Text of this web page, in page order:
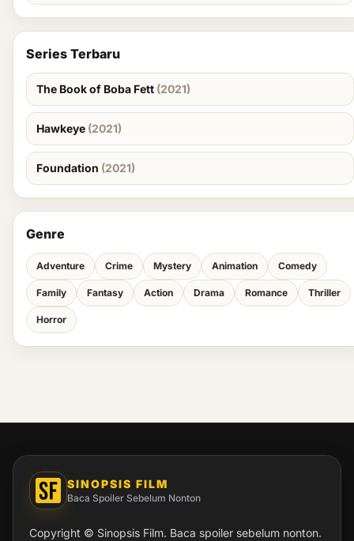
Series Terbaru
The Book of Boba Fett (2021)
Hawkeye (2021)
Foundation (2021)
Genre
Adventure Crime Mystery Animation Comedy
Family Fantasy Action Drama Romance Thriller
Horror
SINOPSIS FILM
Baca Spoiler Sebelum Nonton
Copyright © Sinopsis Film. Baca spoiler sebelum nonton.